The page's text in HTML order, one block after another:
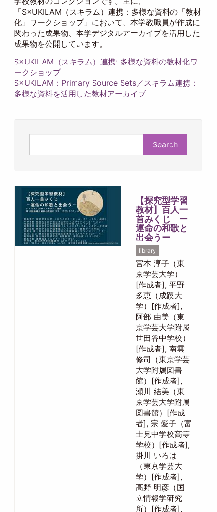
「S×UKILAM（スキラム）連携：多様な資料の「教材
化」ワークショップ」において、本学教職員が作成に
関わった成果物、本学デジタルアーカイブを活用した
成果物を公開しています。
S×UKILAM（スキラム）連携: 多様な資料の教材化ワ
ークショップ
S×UKILAM：Primary Source Sets／スキラム連携：
多様な資料を活用した教材アーカイブ
Search
【探究型学習
教材】百人一
首みくじ ー
運命の和歌と
出会うー
library
宮本 淳子（東
京学芸大学）
[作成者], 平野
多恵（成蹊大
学）[作成者],
阿部 由美（東
京学芸大学附属
世田谷中学校）
[作成者], 南雲
修司（東京学芸
大学附属図書
館）[作成者],
瀬川 結美（東
京学芸大学附属
図書館）[作成
者], 宗 愛子（富
士見中学校高等
学校）[作成者],
掛川 いろは
（東京学芸大
学）[作成者],
高野 明彦（国
立情報学研究
所）[作成者],